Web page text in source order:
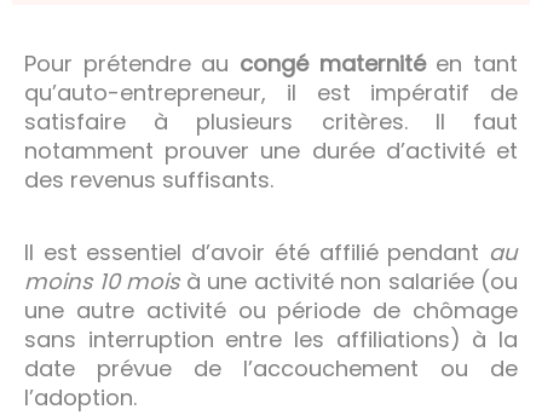
Pour prétendre au congé maternitéen tant
qu’auto-entrepreneur, il est impératif de
satisfaire à plusieurs critères. Il faut
notamment prouver une durée d’activité et
des revenus suffisants.
Il est essentiel d’avoir été affilié pendant au
moins 10 moisà une activité non salariée (ou
une autre activité ou période de chômage
sans interruption entre les affiliations) à la
date prévue de l’accouchement ou de
l’adoption.